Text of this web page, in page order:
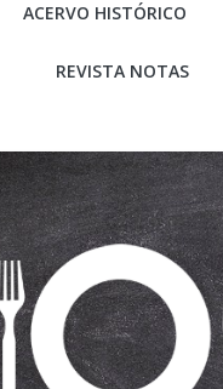
ACERVO HISTÓRICO
REVISTA NOTAS